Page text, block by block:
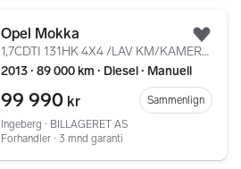
Opel Mokka
1,7CDTI 131HK 4X4 /LAV KM/KAMERA/DAB+/SOLTAK/SKINN/CC
2013 ∙ 89 000 km ∙ Diesel ∙ Manuell
99 990 kr
Sammenlign
Ingeberg ∙ BILLAGERET AS
Forhandler ∙ 3 mnd garanti